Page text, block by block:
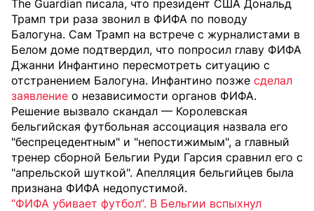
The Guardian писала, что президент США Дональд
Трамп три раза звонил в ФИФА по поводу
Балогуна. Сам Трамп на встрече с журналистами в
Белом доме подтвердил, что попросил главу ФИФА
Джанни Инфантино пересмотреть ситуацию с
отстранением Балогуна. Инфантино позже сделал
заявление о независимости органов ФИФА.
Решение вызвало скандал — Королевская
бельгийская футбольная ассоциация назвала его
"беспрецедентным" и "непостижимым", а главный
тренер сборной Бельгии Руди Гарсия сравнил его с
"апрельской шуткой". Апелляция бельгийцев была
признана ФИФА недопустимой.
“ФИФА убивает футбол“. В Бельгии вспыхнул